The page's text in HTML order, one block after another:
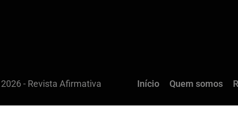
- Revista Afirmativa Início Quem somos